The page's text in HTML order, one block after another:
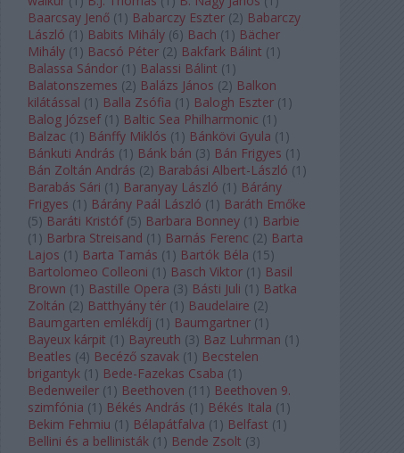
Baarcsay Jenő (1 ) Babarczy Eszter (2) Babarczy
László (1 ) Babits Mihály (6) Bach (1 ) Bächer
Mihály (1 ) Bacsó Péter (2) Bakfark Bálint (1 )
Balassa Sándor (1 ) Balassi Bálint (1 )
Balatonszemes (2) Balázs János (2) Balkon
kilátással (1 ) Balla Zsófia (1 ) Balogh Eszter (1 )
Balog József (1 ) Baltic Sea Philharmonic (1 )
Balzac (1 ) Bánffy Miklós (1 ) Bánkövi Gyula (1 )
Bánkuti András (1 ) Bánk bán (3) Bán Frigyes (1 )
Bán Zoltán András (2) Barabási Albert-László (1 )
Barabás Sári (1 ) Baranyay László (1 ) Bárány
Frigyes (1 ) Bárány Paál László (1 ) Baráth Emőke
(5) Baráti Kristóf (5) Barbara Bonney (1 ) Barbie
(1 ) Barbra Streisand (1 ) Barnás Ferenc (2) Barta
Lajos (1 ) Barta Tamás (1 ) Bartók Béla (15)
Bartolomeo Colleoni (1 ) Basch Viktor (1 ) Basil
Brown (1 ) Bastille Opera (3) Básti Juli (1 ) Batka
Zoltán (2) Batthyány tér (1 ) Baudelaire (2)
Baumgarten emlékdíj (1 ) Baumgartner (1 )
Bayeux kárpit (1 ) Bayreuth (3) Baz Luhrman (1 )
Beatles (4) Becéző szavak (1 ) Becstelen
brigantyk (1 ) Bede-Fazekas Csaba (1 )
Bedenweiler (1 ) Beethoven (11 ) Beethoven 9.
szimfónia (1 ) Békés András (1 ) Békés Itala (1 )
Bekim Fehmiu (1 ) Bélapátfalva (1 ) Belfast (1 )
Bellini és a bellinisták (1 ) Bende Zsolt (3)